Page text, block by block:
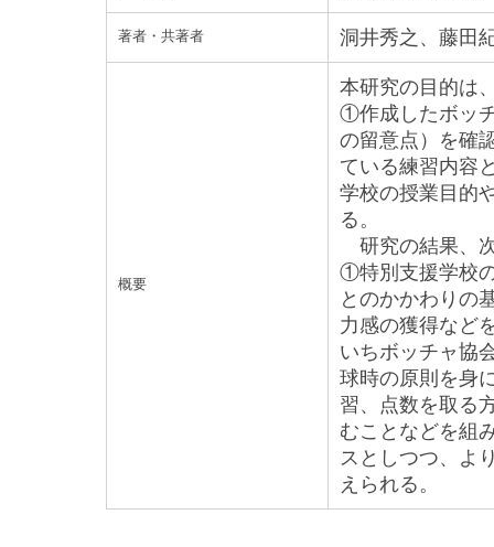
著者・共著者 洞井秀之、藤田
概要
本研究の目的は
①作成したボッ
の留意点）を確
ている練習内容
学校の授業目的
る。
研究の結果、
①特別支援学校
とのかかわりの
力感の獲得など
いちボッチャ協
球時の原則を身
習、点数を取る
むことなどを組
スとしつつ、よ
えられる。